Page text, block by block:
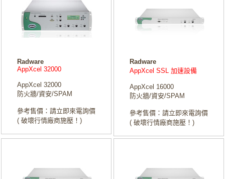
Radware
AppXcel 32000
AppXcel 32000
防火牆/資安/SPAM
參考售價：請立即來電詢價
( 破壞行情廠商施壓！)
Radware
AppXcel SSL 加速設備
AppXcel 16000
防火牆/資安/SPAM
參考售價：請立即來電詢價
( 破壞行情廠商施壓！)